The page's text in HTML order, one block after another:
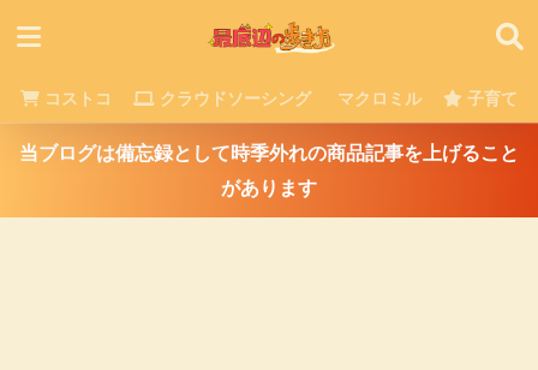
コストコ クラウドソーシング マクロミル 子育て
当ブログは備忘録として時季外れの商品記事を上げること
があります